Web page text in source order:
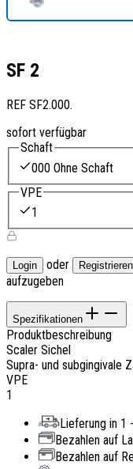
SF 2
REF SF2.000.
sofort verfügbar
Schaft
000 Ohne Schaft
VPE
1
Login oder Registrieren
aufzugeben
Spezifikationen
Produktbeschreibung
Scaler Sichel
Supra- und subgingivale
VPE
1
Lieferung in 1
Bezahlen auf
Bezahlen auf